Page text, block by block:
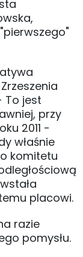
To jest
przy
2011 -
właśnie
komitetu
placowi.
razie
pomysłu.